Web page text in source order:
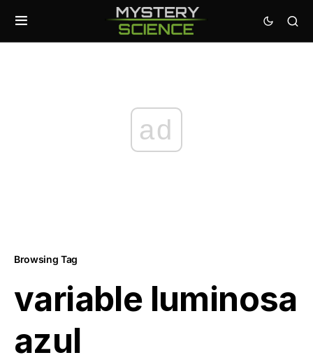
ad
Browsing Tag
variable luminosa
azul